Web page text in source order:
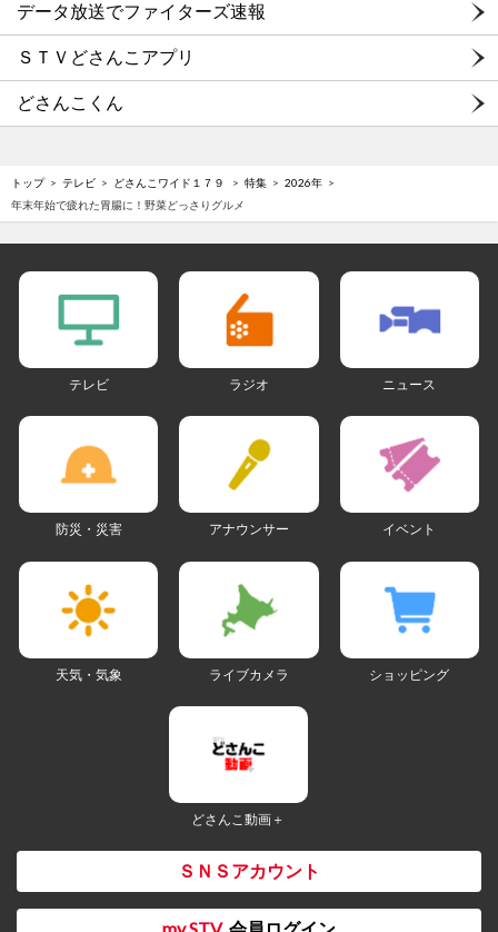
データ放送でファイターズ速報
ＳＴＶどさんこアプリ
どさんこくん
トップ テレビ どさんこワイド１７９ 特集
2026年
年末年始で疲れた胃腸に！野菜どっさりグルメ
テレビ ラジオ ニュース
防災・災害 アナウンサー イベント
天気・気象 ライブカメラ ショッピング
どさんこ動画＋
ＳＮＳアカウント